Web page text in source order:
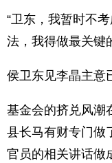
“卫东，我暂时不
法，我得做最关键
侯卫东见李晶主意
基金会的挤兑风潮
县长马有财专门做
官员的相关讲话做